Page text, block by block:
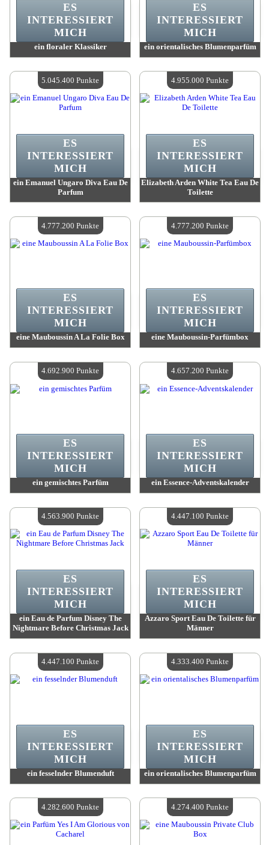
ein floraler Klassiker
Verfügbare Menge:4
ES
INTERESSIERT
MICH
ein orientalisches Blumenparfüm
Verfügbare Menge:4
ES
INTERESSIERT
MICH
ein Emanuel Ungaro Diva Eau De
Parfum
Verfügbare Menge:4
ES
INTERESSIERT
MICH
5.045.400 Punkte
Elizabeth Arden White Tea Eau De
Toilette
Verfügbare Menge:4
ES
INTERESSIERT
MICH
4.955.000 Punkte
eine Mauboussin A La Folie Box
Verfügbare Menge:4
ES
INTERESSIERT
MICH
4.777.200 Punkte
eine Mauboussin-Parfümbox
Verfügbare Menge:4
ES
INTERESSIERT
MICH
4.777.200 Punkte
ein gemischtes Parfüm
Verfügbare Menge:4
ES
INTERESSIERT
MICH
4.692.900 Punkte
ein Essence-Adventskalender
Verfügbare Menge:4
ES
INTERESSIERT
MICH
4.657.200 Punkte
ein Eau de Parfum Disney The
Nightmare Before Christmas Jack
Verfügbare Menge:4
ES
INTERESSIERT
MICH
4.563.900 Punkte
Azzaro Sport Eau De Toilette für
Männer
Verfügbare Menge:4
ES
INTERESSIERT
MICH
4.447.100 Punkte
ein fesselnder Blumenduft
Verfügbare Menge:4
ES
INTERESSIERT
MICH
4.447.100 Punkte
ein orientalisches Blumenparfüm
Verfügbare Menge:4
ES
INTERESSIERT
MICH
4.333.400 Punkte
4.282.600 Punkte 4.274.400 Punkte